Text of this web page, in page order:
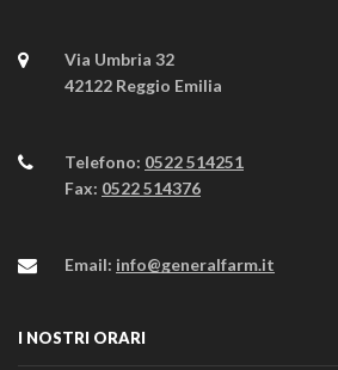
Via Umbria 32
42122 Reggio Emilia
Telefono: 0522 514251
Fax: 0522 514376
Email: info@generalfarm.it
I NOSTRI ORARI